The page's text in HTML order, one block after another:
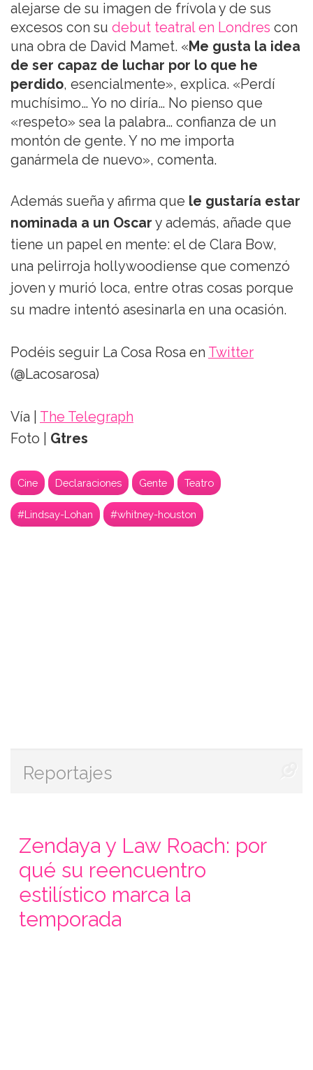
alejarse de su imagen de frívola y de sus
excesos con su debut teatral en Londres con
una obra de David Mamet. «Me gusta la idea
de ser capaz de luchar por lo que he
perdido, esencialmente», explica. «Perdí
muchísimo… Yo no diría… No pienso que
«respeto» sea la palabra… confianza de un
montón de gente. Y no me importa
ganármela de nuevo», comenta.
Además sueña y afirma que le gustaría estar
nominada a un Oscar y además, añade que
tiene un papel en mente: el de Clara Bow,
una pelirroja hollywoodiense que comenzó
joven y murió loca, entre otras cosas porque
su madre intentó asesinarla en una ocasión.
Podéis seguir La Cosa Rosa en Twitter
(@Lacosarosa)
Vía | The Telegraph
Foto | Gtres
Cine Declaraciones Gente Teatro
#Lindsay-Lohan #whitney-houston
Reportajes
Zendaya y Law Roach: por
qué su reencuentro
estilístico marca la
temporada